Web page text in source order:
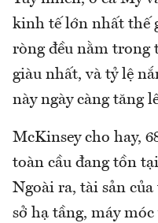
kinh tế lớn nhất thế
ròng đều nằm trong
giàu nhất, và tỷ lệ
này ngày càng tăng
McKinsey cho hay,
toàn cầu đang tồn
Ngoài ra, tài sản
sở hạ tầng, máy